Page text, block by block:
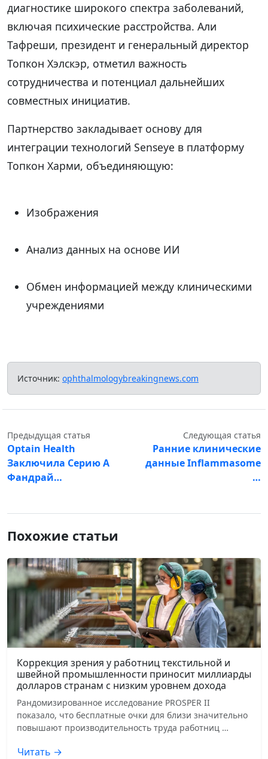
диагностике широкого спектра заболеваний,
включая психические расстройства. Али
Тафреши, президент и генеральный директор
Топкон Хэлскэр, отметил важность
сотрудничества и потенциал дальнейших
совместных инициатив.
Партнерство закладывает основу для
интеграции технологий Senseye в платформу
Топкон Харми, объединяющую:
Изображения
Анализ данных на основе ИИ
Обмен информацией между клиническими
учреждениями
Источник: ophthalmologybreakingnews.com
Предыдущая статья
Optain Health
Заключила Серию А
Фандрай…
Следующая статья
Ранние клинические
данные Inflammasome
…
Похожие статьи
Коррекция зрения у работниц текстильной и
швейной промышленности приносит миллиарды
долларов странам с низким уровнем дохода
Рандомизированное исследование PROSPER II
показало, что бесплатные очки для близи значительно
повышают производительность труда работниц …
Читать →